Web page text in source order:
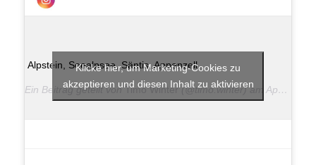
Alpstein, Seealpsee, Säntis, Appenzell
Ein Beitrag geteilt vonTimo Winter(@timo.winter) amApr 30, 2018 um 11:24 PDT
Klicke hier, um Marketing-Cookies zu
akzeptieren und diesen Inhalt zu aktivieren